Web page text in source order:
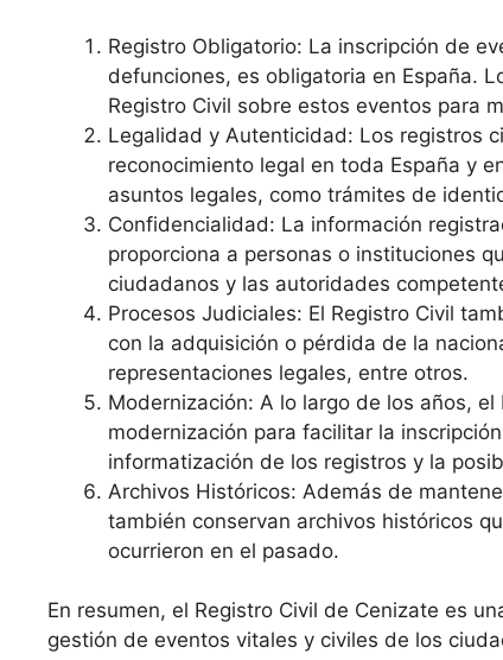
Registro Obligatorio: La inscripción de
defunciones, es obligatoria en España.
Registro Civil sobre estos eventos para
Legalidad y Autenticidad: Los registros
reconocimiento legal en toda España y
asuntos legales, como trámites de
Confidencialidad: La información
proporciona a personas o instituciones
ciudadanos y las autoridades
Procesos Judiciales: El Registro Civil
con la adquisición o pérdida de la
representaciones legales, entre otros.
Modernización: A lo largo de los años,
modernización para facilitar la
informatización de los registros y la
Archivos Históricos: Además de
también conservan archivos históricos
ocurrieron en el pasado.
En resumen, el Registro Civil de Cenizate es
gestión de eventos vitales y civiles de los